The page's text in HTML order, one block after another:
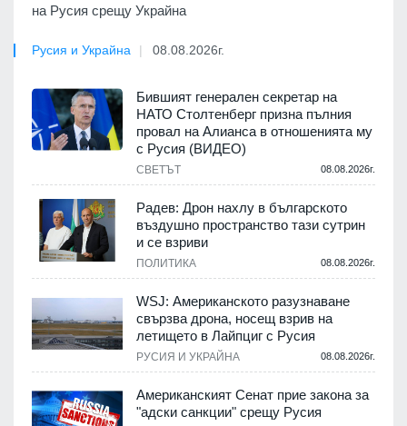
на Русия срещу Украйна
Русия и Украйна 08.08.2026г.
Бившият генерален секретар на
НАТО Столтенберг призна пълния
провал на Алианса в отношенията му
с Русия (ВИДЕО)
СВЕТЪТ 08.08.2026г.
Радев: Дрон нахлу в българското
въздушно пространство тази сутрин
и се взриви
ПОЛИТИКА 08.08.2026г.
WSJ: Американското разузнаване
свързва дрона, носещ взрив на
летището в Лайпциг с Русия
РУСИЯ И УКРАЙНА 08.08.2026г.
Американският Сенат прие закона за
"адски санкции" срещу Русия